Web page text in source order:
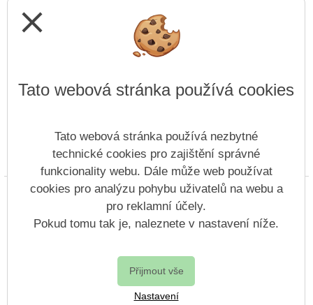
Prohlášení o přístupnosti Mapa webu Cookies
Copyright © 2022 - 2023 Základní škola speciální,
Základní škola praktická a Praktická škola, Litoměřice,
Šaldova 6, příspěvková organizace &
Postaveno ve službě
VlastníŠkolníWeb.cz
| Na redakčním
close
Tato webová stránka používá cookies
Tato webová stránka používá nezbytné
technické cookies pro zajištění správné
funkcionality webu. Dále může web používat
cookies pro analýzu pohybu uživatelů na webu a
pro reklamní účely.
Pokud tomu tak je, naleznete v nastavení níže.
Přijmout vše
Nastavení